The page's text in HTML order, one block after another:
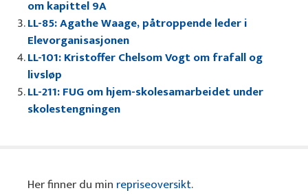
om kapittel 9A
LL-85: Agathe Waage, påtroppende leder i
Elevorganisasjonen
LL-101: Kristoffer Chelsom Vogt om frafall og
livsløp
LL-211: FUG om hjem-skolesamarbeidet under
skolestengningen
Her finner du min repriseoversikt.